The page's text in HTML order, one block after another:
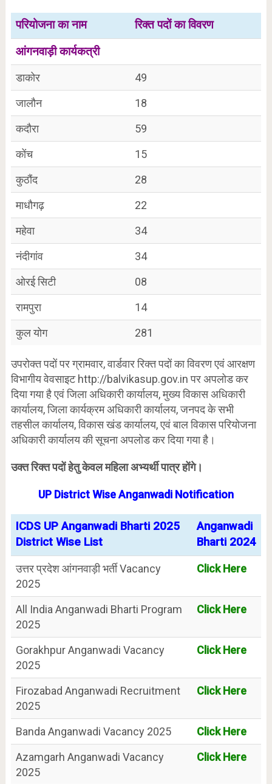
परियोजना का नाम
रिक्त पदों का विवरण
आंगनवाड़ी कार्यकत्री
डाकोर
49
जालौन
18
कदौरा
59
कोंच
15
कुठौंद
28
माधौगढ़
22
महेवा
34
नंदीगांव
34
ओरई सिटी
08
रामपुरा
14
कुल योग
281
उपरोक्त पदों पर ग्रामवार, वार्डवार रिक्त पदों का विवरण एवं आरक्षण
विभागीय वेवसाइट http://balvikasup.gov.in पर अपलोड कर
दिया गया है एवं जिला अधिकारी कार्यालय, मुख्य विकास अधिकारी
कार्यालय, जिला कार्यक्रम अधिकारी कार्यालय, जनपद के सभी
तहसील कार्यालय, विकास खंड कार्यालय, एवं बाल विकास परियोजना
अधिकारी कार्यालय की सूचना अपलोड कर दिया गया है।
उक्त रिक्त पदों हेतु केवल महिला अभ्यर्थी पात्र होंगे।
UP District Wise Anganwadi Notification
ICDS UP Anganwadi Bharti 2025
District Wise List
Anganwadi
Bharti 2024
उत्तर प्रदेश आंगनवाड़ी भर्ती Vacancy
2025
Click Here
All India Anganwadi Bharti Program
2025
Click Here
Gorakhpur Anganwadi Vacancy
2025
Click Here
Firozabad Anganwadi Recruitment
2025
Click Here
Banda Anganwadi Vacancy 2025
Click Here
Azamgarh Anganwadi Vacancy
2025
Click Here